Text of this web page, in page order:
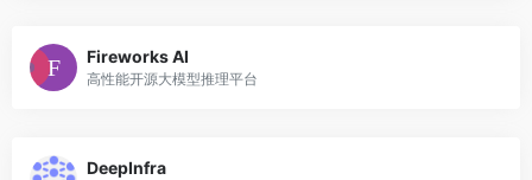
Fireworks AI
高性能开源大模型推理平台
DeepInfra